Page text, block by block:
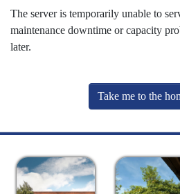
The server is temporarily unable to
maintenance downtime or capacity
later.
Take me to the